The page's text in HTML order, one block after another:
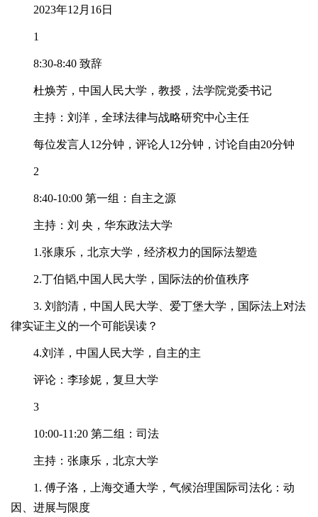
2023年12月16日
1
8:30-8:40 致辞
杜焕芳，中国人民大学，教授，法学院党委书记
主持：刘洋，全球法律与战略研究中心主任
每位发言人12分钟，评论人12分钟，讨论自由20分钟
2
8:40-10:00 第一组：自主之源
主持：刘 央，华东政法大学
1.张康乐，北京大学，经济权力的国际法塑造
2.丁伯韬,中国人民大学，国际法的价值秩序
3. 刘韵清，中国人民大学、爱丁堡大学，国际法上对法
律实证主义的一个可能误读？
4.刘洋，中国人民大学，自主的主
评论：李珍妮，复旦大学
3
10:00-11:20 第二组：司法
主持：张康乐，北京大学
1. 傅子洛，上海交通大学，气候治理国际司法化：动
因、进展与限度